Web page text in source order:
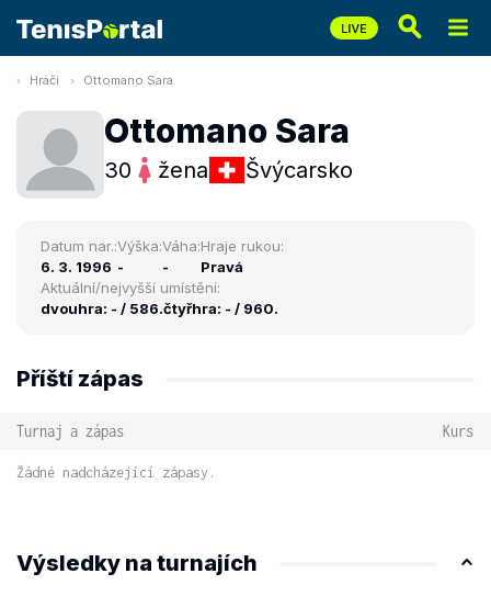
Hráči Ottomano Sara
Ottomano Sara
30 žena Švýcarsko
Datum nar.:
6. 3. 1996
Výška:
-
Váha:
-
Hraje rukou:
Pravá
Aktuální/nejvyšší umístění:
dvouhra: - / 586.čtyřhra: - / 960.
Příští zápas
Turnaj a zápas Kurs
Žádné nadcházející zápasy.
Výsledky na turnajích